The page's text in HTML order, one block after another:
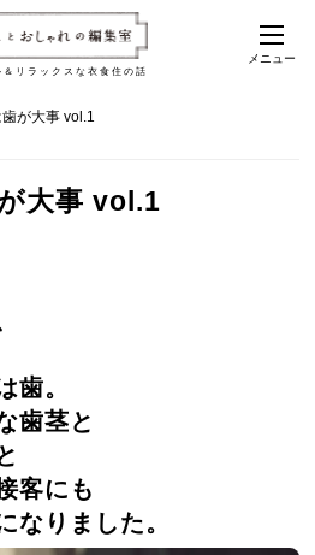
＆リラックスな衣食住の話
メニュー
が大事 vol.1
大事 vol.1
歯。
歯茎と
客にも
なりました。